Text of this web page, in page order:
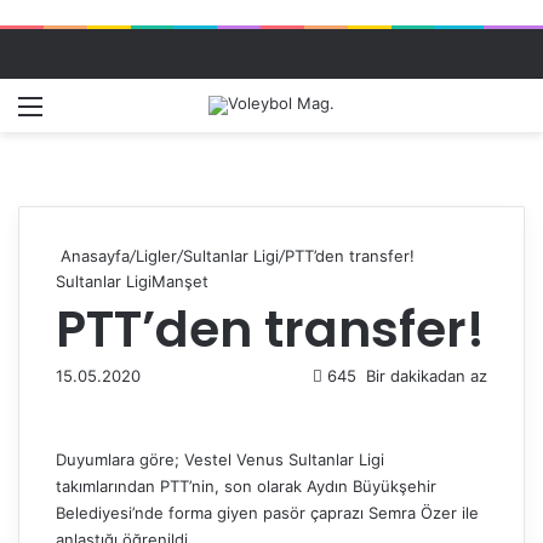
Anasayfa/Ligler/Sultanlar Ligi/PTT’den transfer!
Sultanlar LigiManşet
PTT’den transfer!
15.05.2020 645 Bir dakikadan az
Duyumlara göre; Vestel Venus Sultanlar Ligi
takımlarından PTT’nin, son olarak Aydın Büyükşehir
Belediyesi’nde forma giyen pasör çaprazı Semra Özer ile